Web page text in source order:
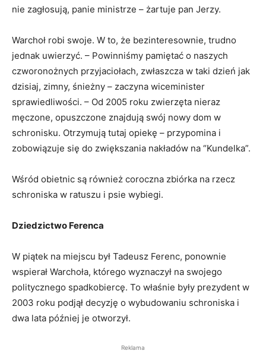
nie zagłosują, panie ministrze – żartuje pan Jerzy.
Warchoł robi swoje. W to, że bezinteresownie, trudno
jednak uwierzyć. – Powinniśmy pamiętać o naszych
czworonożnych przyjaciołach, zwłaszcza w taki dzień jak
dzisiaj, zimny, śnieżny – zaczyna wiceminister
sprawiedliwości. – Od 2005 roku zwierzęta nieraz
męczone, opuszczone znajdują swój nowy dom w
schronisku. Otrzymują tutaj opiekę – przypomina i
zobowiązuje się do zwiększania nakładów na “Kundelka”.
Wśród obietnic są również coroczna zbiórka na rzecz
schroniska w ratuszu i psie wybiegi.
Dziedzictwo Ferenca
W piątek na miejscu był Tadeusz Ferenc, ponownie
wspierał Warchoła, którego wyznaczył na swojego
politycznego spadkobiercę. To właśnie były prezydent w
2003 roku podjął decyzję o wybudowaniu schroniska i
dwa lata później je otworzył.
Reklama